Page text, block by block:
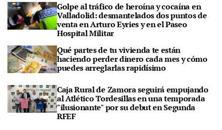
Golpe al tráfico de heroína y cocaína en
Valladolid: desmantelados dos puntos de
venta en Arturo Eyries y en el Paseo
Hospital Militar
Qué partes de tu vivienda te están
haciendo perder dinero cada mes y cómo
puedes arreglarlas rapidísimo
Caja Rural de Zamora seguirá empujando
al Atlético Tordesillas en una temporada
"ilusionante" por su debut en Segunda
RFEF